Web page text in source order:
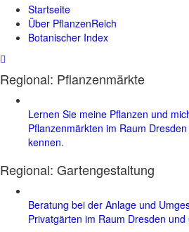
Startseite
Über PflanzenReich
Botanischer Index
Regional: Pflanzenmärkte
Lernen Sie meine Pflanzen und
Pflanzenmärkten im Raum
kennen.
Regional: Gartengestaltung
Beratung bei der Anlage und
Privatgärten im Raum Dresden und